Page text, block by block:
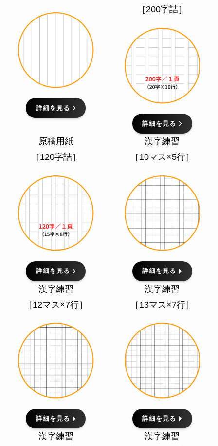
詳細を見る
［200字詰］
詳細を見る
原稿用紙
［120字詰］
詳細を見る
漢字練習
［10マス×5行］
詳細を見る
漢字練習
［12マス×7行］
詳細を見る
漢字練習
［13マス×7行］
詳細を見る
漢字練習
漢字練習